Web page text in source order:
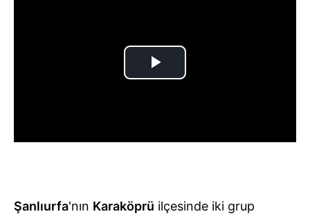
Şanlıurfa'nın Karaköprü ilçesinde iki grup